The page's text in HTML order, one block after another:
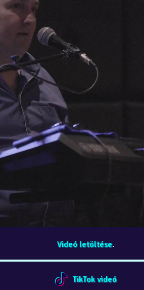
Videó letöltése.
TikTok videó